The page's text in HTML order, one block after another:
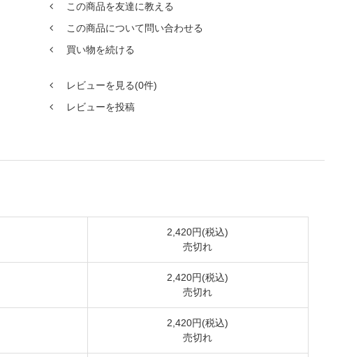
この商品を友達に教える
この商品について問い合わせる
買い物を続ける
レビューを見る(0件)
レビューを投稿
2,420円(税込)
売切れ
2,420円(税込)
売切れ
2,420円(税込)
売切れ